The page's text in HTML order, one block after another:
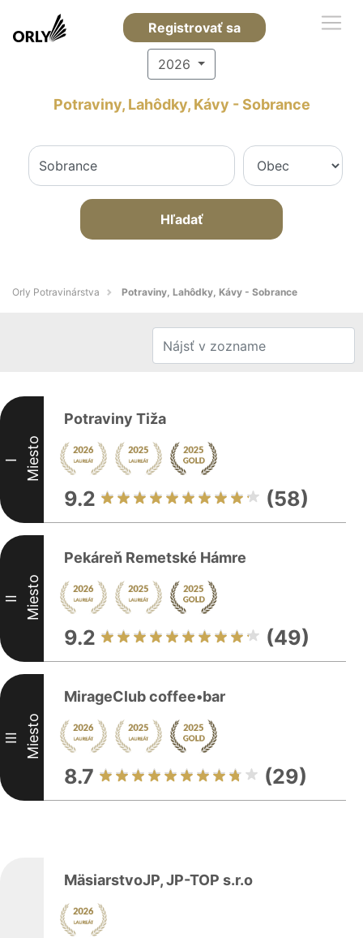
Registrovať sa
2026
Potraviny, Lahôdky, Kávy - Sobrance
Hľadať
Orly Potravinárstva Potraviny, Lahôdky, Kávy - Sobrance
I Miesto
Potraviny Tiža
9.2 (58)
II Miesto
Pekáreň Remetské Hámre
9.2 (49)
III Miesto
MirageClub coffee•bar
8.7 (29)
MäsiarstvoJP, JP-TOP s.r.o